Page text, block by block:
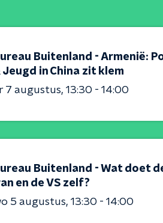
Buitenland - Armenië:
Jeugd in China zit klem
7 augustus 13:30 - 14:00
Buitenland - Wat doet
en de VS zelf?
5 augustus 13:30 - 14:00